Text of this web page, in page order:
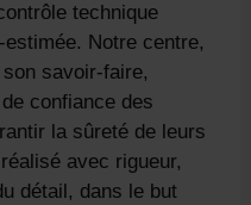
technique
Notre centre,
savoir-faire,
confiance des
la sûreté de leurs
avec rigueur,
détail, dans le but